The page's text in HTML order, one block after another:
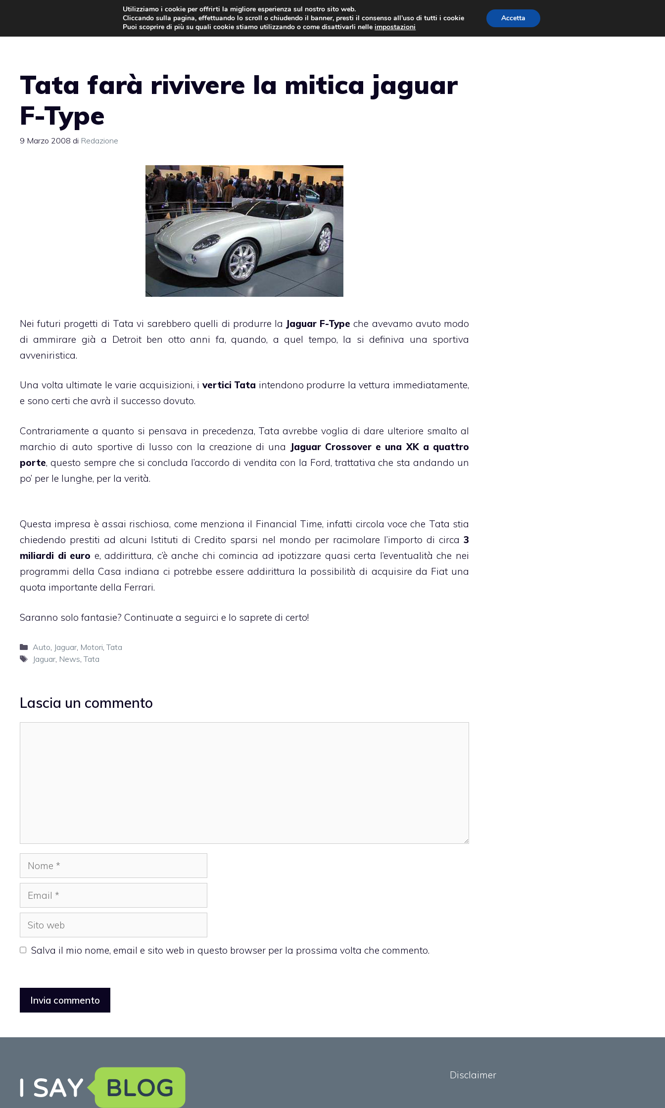
contenuto
AUTO NEWS EVENTI E FIERE
Tata farà rivivere la mitica jaguar
F-Type
9 Marzo 2008 di Redazione
Nei futuri progetti di Tata vi sarebbero quelli di produrre la Jaguar F-Type che avevamo avuto modo
di ammirare già a Detroit ben otto anni fa, quando, a quel tempo, la si definiva una sportiva
avveniristica.
Una volta ultimate le varie acquisizioni, i vertici Tata intendono produrre la vettura immediatamente,
e sono certi che avrà il successo dovuto.
Contrariamente a quanto si pensava in precedenza, Tata avrebbe voglia di dare ulteriore smalto al
marchio di auto sportive di lusso con la creazione di una Jaguar Crossover e una XK a quattro
porte, questo sempre che si concluda l’accordo di vendita con la Ford, trattativa che sta andando un
po’ per le lunghe, per la verità.
Questa impresa è assai rischiosa, come menziona il Financial Time, infatti circola voce che Tata stia
chiedendo prestiti ad alcuni Istituti di Credito sparsi nel mondo per racimolare l’importo di circa 3
miliardi di euro e, addirittura, c’è anche chi comincia ad ipotizzare quasi certa l’eventualità che nei
programmi della Casa indiana ci potrebbe essere addirittura la possibilità di acquisire da Fiat una
quota importante della Ferrari.
Saranno solo fantasie? Continuate a seguirci e lo saprete di certo!
Categorie
Auto Jaguar, Motori ,Tata
Tag
Jaguar, News ,Tata
Lascia un commento
Nome
Email
Sito
web
Salva il mio nome, email e sito web in questo browser per la prossima volta che commento.
Disclaimer
Utilizziamo i cookie per offrirti la migliore esperienza sul nostro sito web.
Cliccando sulla pagina, effettuando lo scroll o chiudendo il banner, presti il consenso all’uso di tutti i cookie
Puoi scoprire di più su quali cookie stiamo utilizzando o come disattivarli nelleimpostazioni
Accetta